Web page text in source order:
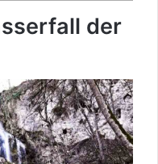
der